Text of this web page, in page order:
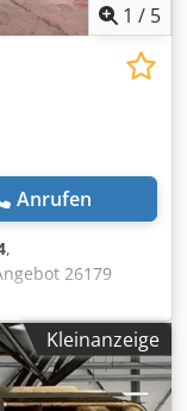
1 / 5
Anrufen
,
26179
- Mot.
- Mot.
3200 kg -
- Ausladung ca. 6
ca. 6 m -
Kleinanzeige